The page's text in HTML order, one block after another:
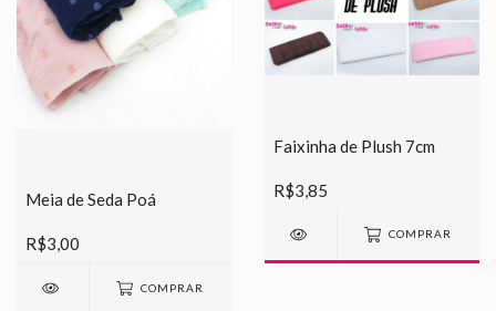
Meia de Seda Poá
R$3,00
COMPRAR
Faixinha de Plush 7cm
R$3,85
COMPRAR